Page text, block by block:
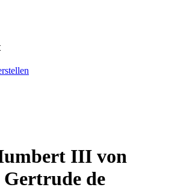
III von
Gertrude de